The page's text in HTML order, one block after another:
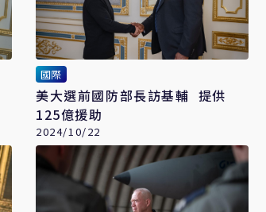
國際
美大選前國防部長訪基輔 提供
125億援助
2024/10/22